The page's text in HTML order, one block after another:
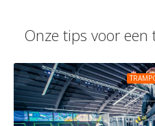
Onze tips voor een